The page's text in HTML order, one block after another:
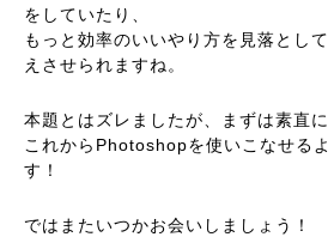
をしていたり、
もっと効率のいいやり方を見落とし
えさせられますね。
本題とはズレましたが、まずは素直
これからPhotoshopを使いこなせる
す！
ではまたいつかお会いしましょう！